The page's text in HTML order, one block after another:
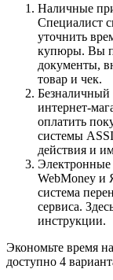
Наличные
Специалист
уточнить
купюры. Вы
документы,
товар и чек.
Безналичный
интернет-
оплатить
системы
действия и
Электронные
WebMoney и
система
сервиса.
инструкции.
Экономьте время
доступно 4